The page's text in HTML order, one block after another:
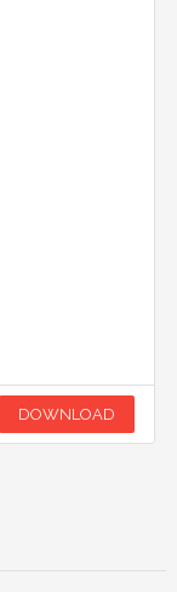
DOWNLOAD